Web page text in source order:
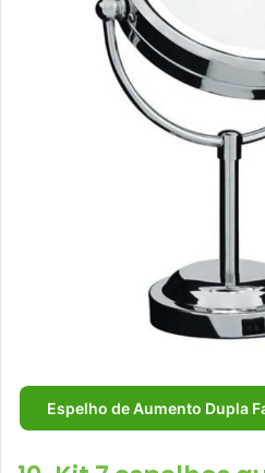
Espelho de Aumento Dupla